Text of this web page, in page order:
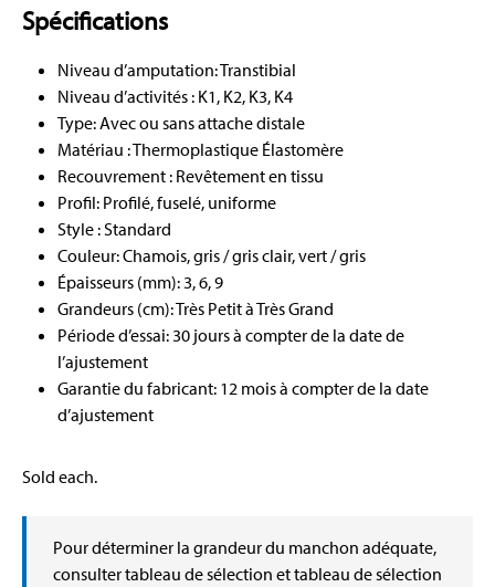
Spécifications
Niveau d’amputation: Transtibial
Niveau d’activités : K1, K2, K3, K4
Type: Avec ou sans attache distale
Matériau : Thermoplastique Élastomère
Recouvrement : Revêtement en tissu
Profil: Profilé, fuselé, uniforme
Style : Standard
Couleur: Chamois, gris / gris clair, vert / gris
Épaisseurs (mm): 3, 6, 9
Grandeurs (cm): Très Petit à Très Grand
Période d’essai: 30 jours à compter de la date de
l’ajustement
Garantie du fabricant: 12 mois à compter de la date
d’ajustement
Sold each.
Pour déterminer la grandeur du manchon adéquate,
consulter tableau de sélection et tableau de sélection